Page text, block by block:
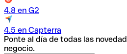
4.8 en G2
4.5 en Capterra
Ponte al día de todas las
negocio.